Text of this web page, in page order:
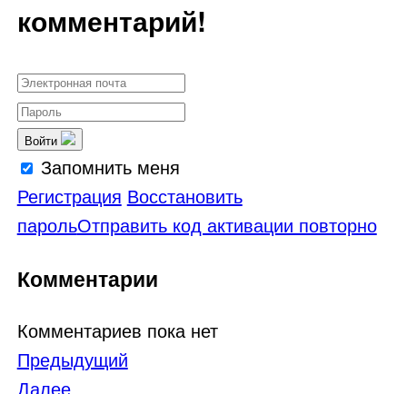
комментарий!
Войти
Запомнить меня
Регистрация Восстановить
парольОтправить код активации повторно
Комментарии
Комментариев пока нет
Навигация
Предыдущий
Далее